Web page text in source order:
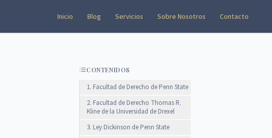
Inicio Blog Servicios Sobre Nosotros Contacto
CONTENIDOS
1. Facultad de Derecho de Penn State
2. Facultad de Derecho Thomas R.
Kline de la Universidad de Drexel
3. Ley Dickinson de Penn State